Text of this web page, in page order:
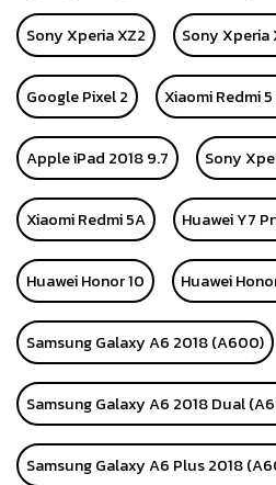
Sony Xperia XZ2 Sony Xperia
Google Pixel 2 Xiaomi Redmi
Apple iPad 2018 9.7 Sony
Xiaomi Redmi 5A Huawei Y7
Huawei Honor 10 Huawei
Samsung Galaxy A6 2018 (A600)
Samsung Galaxy A6 2018 Dual
Samsung Galaxy A6 Plus 2018